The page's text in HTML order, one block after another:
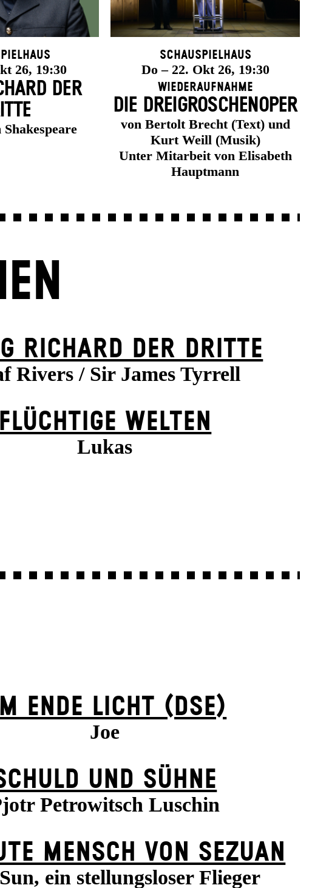
26, 19:30
DER
Schauspielhaus
Do – 22. Okt 26, 19:30
Wiederaufnahme
DIE DREI­GROSCHEN­OPER
von Bertolt Brecht (Text) und
Kurt Weill (Musik)
Unter Mitarbeit von Elisabeth
Hauptmann
RICHARD DER DRITTE
Rivers / Sir James Tyrrell
FLÜCHTIGE WELTEN
Lukas
ENDE LICHT (DSE)
Joe
UND SÜHNE
Petrowitsch Luschin
MENSCH VON SEZUAN
ein stellungsloser Flieger